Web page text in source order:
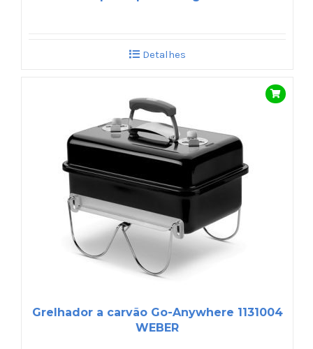
Detalhes
Grelhador a carvão Go-Anywhere 1131004
WEBER